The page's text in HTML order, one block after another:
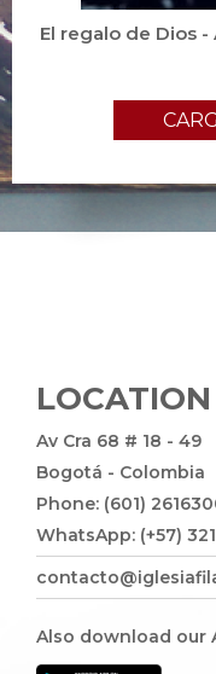
El regalo de Dios -
LOCATION
Av Cra 68 # 18 - 49
Bogotá - Colombia
Phone: (601)
WhatsApp: (+57)
Also download our